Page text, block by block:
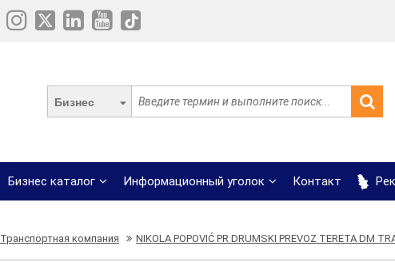
Бизнес
Бизнес каталог Информационный уголок Контакт
Транспортная компания NIKOLA POPOVIĆ PR DRUMSKI PREVOZ TERETA DM